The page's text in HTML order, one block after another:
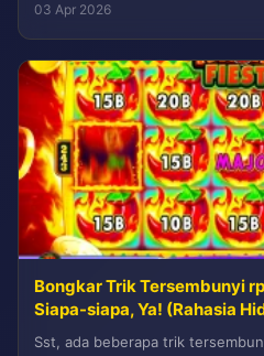
03 Apr 2026
Bongkar Trik Tersembunyi
Siapa-siapa, Ya! (Rahasia
Sst, ada beberapa trik